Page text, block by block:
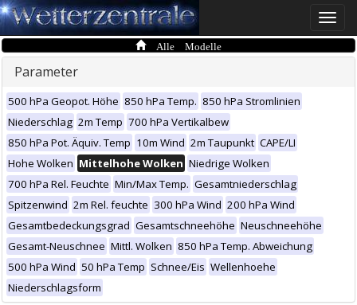
Toggle
Alle Modelle
Parameter
500 hPa Geopot. Höhe 850 hPa Temp. 850 hPa Stromlinien
Niederschlag 2m Temp 700 hPa Vertikalbew
850 hPa Pot. Äquiv. Temp 10m Wind 2m Taupunkt CAPE/LI
Hohe Wolken Mittelhohe Wolken Niedrige Wolken
700 hPa Rel. Feuchte Min/Max Temp. Gesamtniederschlag
Spitzenwind 2m Rel. feuchte 300 hPa Wind 200 hPa Wind
Gesamtbedeckungsgrad Gesamtschneehöhe Neuschneehöhe
Gesamt-Neuschnee Mittl. Wolken 850 hPa Temp. Abweichung
500 hPa Wind 50 hPa Temp Schnee/Eis Wellenhoehe
Niederschlagsform